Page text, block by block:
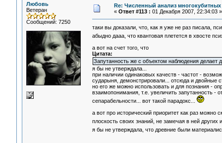
Любовь
Ветеран
Сообщений: 7250
Re: Численный анализ многокубитных
« Ответ #113 : 01 Декабря 2007, 22:34:03 »
таки вы доказали, что, как я уже не раз писала,
абыдно дааа, что квантовая плетется в хвосте
а вот на счет того, что
Цитата:
Запутанность же с объектом наблюдения делает
я бы не утверждала...
при наличии одинаковых качеств - частот -
сударыня, демонстрировали... отсюда и двойные
но его же можно использовать и для познания -
взаимопонимания, т.е. увеличить запутанность -
сепарабельности... вот такой парадокс...
а вот про исторический приоритет как раз
плоскость своих знаний, не замечая в ней
я бы не утверждала, что древние были